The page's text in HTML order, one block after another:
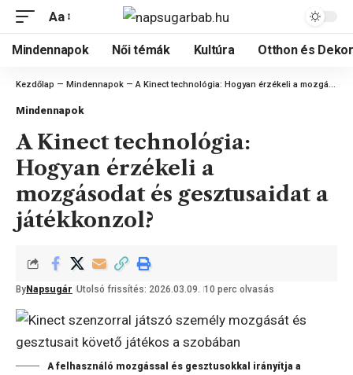
Aa
Mindennapok Női témák Kultúra Otthon és
Kezdőlap — Mindennapok —A Kinect technológia: Hogyan érzékeli a mozgásodat és gesztusaidat a játékkonzol?
Mindennapok
A Kinect technológia:
Hogyan érzékeli a
mozgásodat és gesztusaidat a
játékkonzol?
By Napsugár Utolsó frissítés: 2026.03.09. 10 perc olvasás
A felhasználó mozgással és gesztusokkal irányítja a